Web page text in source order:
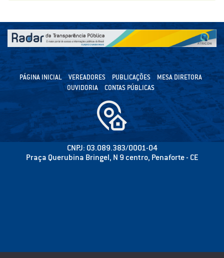
PÁGINA INICIAL VEREADORES PUBLICAÇÕES
MESA DIRETORA
OUVIDORIA
CONTAS PÚBLICAS
CNPJ: 03.089.383/0001-04
Praça Querubina Bringel, N 9 centro, Penaforte - CE